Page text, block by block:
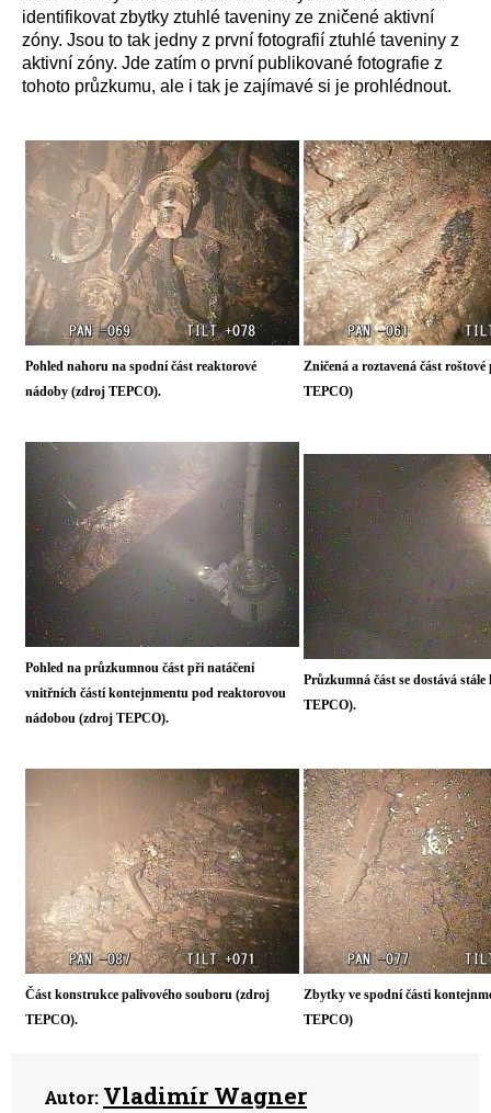
identifikovat zbytky ztuhlé taveniny ze zničené aktivní
zóny. Jsou to tak jedny z první fotografií ztuhlé taveniny z
aktivní zóny. Jde zatím o první publikované fotografie z
tohoto průzkumu, ale i tak je zajímavé si je prohlédnout.
Pohled nahoru na spodní část reaktorové
nádoby (zdroj TEPCO).
Zničená a roztavená část
TEPCO)
Pohled na průzkumnou část při natáčení
vnitřních částí kontejnmentu pod reaktorovou
nádobou (zdroj TEPCO).
Průzkumná část se dostává
TEPCO).
Část konstrukce palivového souboru (zdroj
TEPCO).
Zbytky ve spodní části
TEPCO)
Autor: Vladimír Wagner